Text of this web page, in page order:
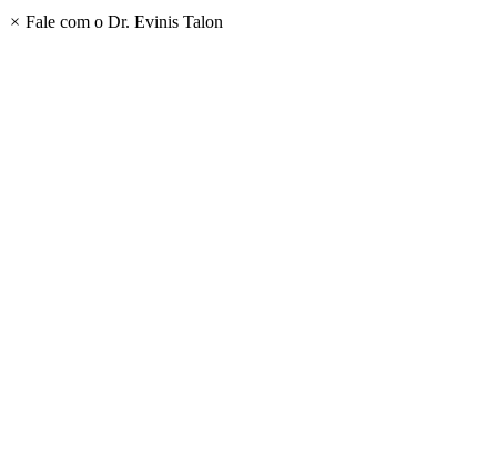
× Fale com o Dr. Evinis Talon